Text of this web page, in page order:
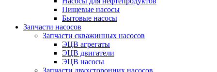
Пищевые насосы
Бытовые насосы
Запчасти насосов
Запчасти скважинных насосов
ЭЦВ агрегаты
ЭЦВ двигатели
ЭЦВ насосы
Запчасти двухсторонних насосов